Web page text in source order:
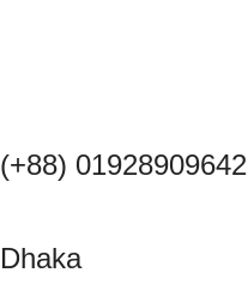
(+88) 01928909642
Dhaka